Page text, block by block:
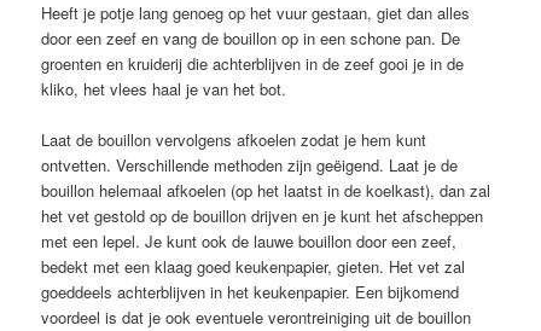
Heeft je potje lang genoeg op het vuur gestaan, giet dan alles
door een zeef en vang de bouillon op in een schone pan. De
groenten en kruiderij die achterblijven in de zeef gooi je in de
kliko, het vlees haal je van het bot.
Laat de bouillon vervolgens afkoelen zodat je hem kunt
ontvetten. Verschillende methoden zijn geëigend. Laat je de
bouillon helemaal afkoelen (op het laatst in de koelkast), dan zal
het vet gestold op de bouillon drijven en je kunt het afscheppen
met een lepel. Je kunt ook de lauwe bouillon door een zeef,
bedekt met een klaag goed keukenpapier, gieten. Het vet zal
goeddeels achterblijven in het keukenpapier. Een bijkomend
voordeel is dat je ook eventuele verontreiniging uit de bouillon